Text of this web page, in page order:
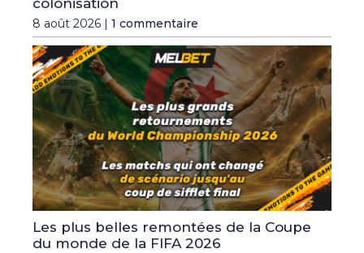
8 août 2026 | 1 commentaire
Les plus belles remontées de la Coupe
du monde de la FIFA 2026